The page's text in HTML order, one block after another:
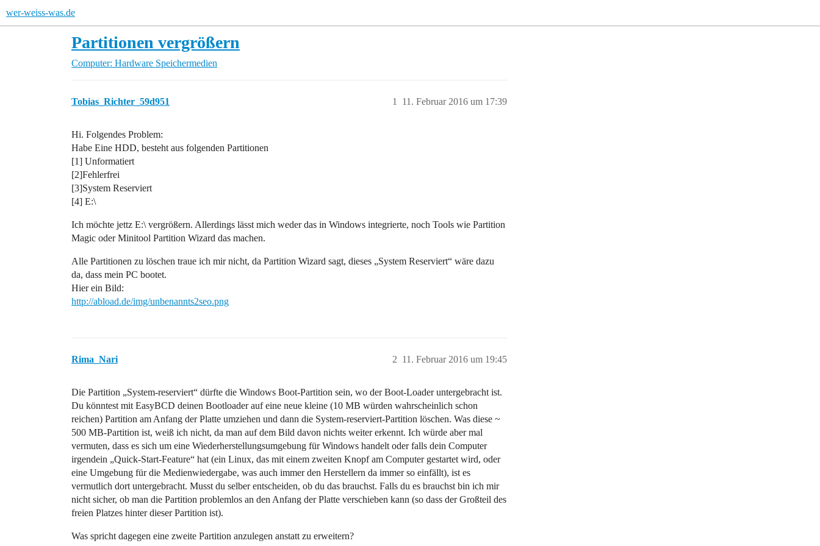
wer-weiss-was.de
Partitionen vergrößern
Computer: Hardware Speichermedien
Tobias_Richter_59d951 11. Februar 2016 um 17:39
1
Hi. Folgendes Problem:
Habe Eine HDD, besteht aus folgenden Partitionen
[1] Unformatiert
[2]Fehlerfrei
[3]System Reserviert
[4] E:\
Ich möchte jettz E:\ vergrößern. Allerdings lässt mich weder das in Windows integrierte, noch Tools wie Partition
Magic oder Minitool Partition Wizard das machen.
Alle Partitionen zu löschen traue ich mir nicht, da Partition Wizard sagt, dieses „System Reserviert“ wäre dazu
da, dass mein PC bootet.
Hier ein Bild:
http://abload.de/img/unbenannts2seo.png
Rima_Nari 11. Februar 2016 um 19:45
2
Die Partition „System-reserviert“ dürfte die Windows Boot-Partition sein, wo der Boot-Loader untergebracht ist.
Du könntest mit EasyBCD deinen Bootloader auf eine neue kleine (10 MB würden wahrscheinlich schon
reichen) Partition am Anfang der Platte umziehen und dann die System-reserviert-Partition löschen. Was diese ~
500 MB-Partition ist, weiß ich nicht, da man auf dem Bild davon nichts weiter erkennt. Ich würde aber mal
vermuten, dass es sich um eine Wiederherstellungsumgebung für Windows handelt oder falls dein Computer
irgendein „Quick-Start-Feature“ hat (ein Linux, das mit einem zweiten Knopf am Computer gestartet wird, oder
eine Umgebung für die Medienwiedergabe, was auch immer den Herstellern da immer so einfällt), ist es
vermutlich dort untergebracht. Musst du selber entscheiden, ob du das brauchst. Falls du es brauchst bin ich mir
nicht sicher, ob man die Partition problemlos an den Anfang der Platte verschieben kann (so dass der Großteil des
freien Platzes hinter dieser Partition ist).
Was spricht dagegen eine zweite Partition anzulegen anstatt zu erweitern?